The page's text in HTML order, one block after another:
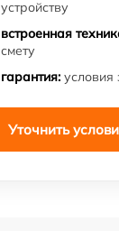
устройству
встроенная
смету
гарантия: условия
Уточнить